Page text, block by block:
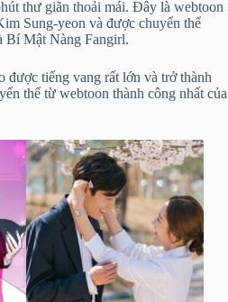
thư giãn thoải mái. Đây là webtoon
Sung-yeon và được chuyển thể
Bí Mật Nàng Fangirl.
được tiếng vang rất lớn và trở thành
thể từ webtoon thành công nhất của